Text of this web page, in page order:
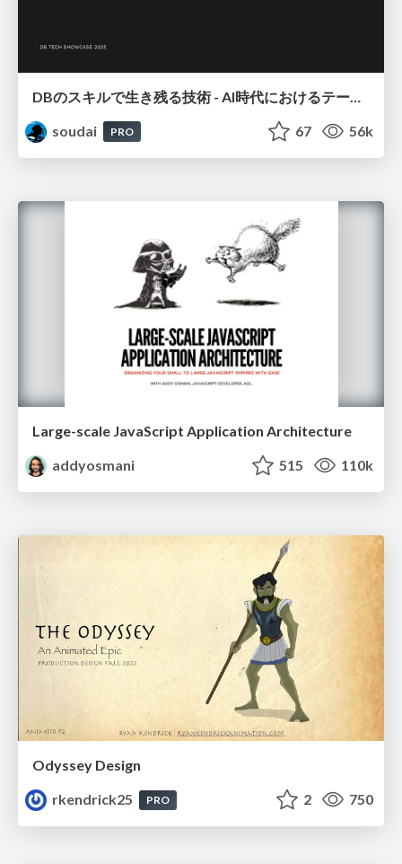
soudai
PRO 67 56k
Large-scale JavaScript Application Architecture
addyosmani
515 110k
Odyssey Design
rkendrick25
PRO 2 750